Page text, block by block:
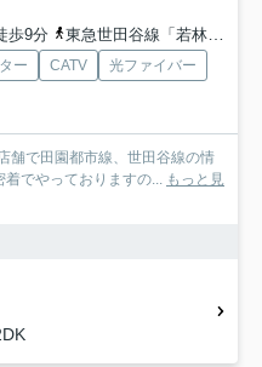
歩9分
東急世田谷線「若林」駅 徒歩14分
ー CATV
光ファイバー
舗で田園都市線、世田谷線の情
でやっておりますの... もっと見